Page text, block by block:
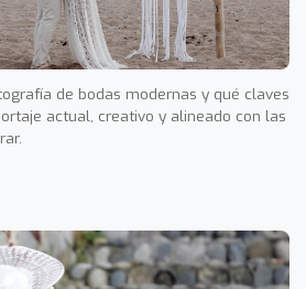
de bodas modernas y qué claves
actual, creativo y alineado con las